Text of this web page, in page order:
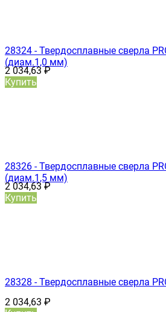
28324 - Твердосплавные сверла
(диам.1,0 мм)
2 034,63₽
Купить
28326 - Твердосплавные сверла
(диам.1,5 мм)
2 034,63₽
Купить
28328 - Твердосплавные сверла
2 034,63 ₽